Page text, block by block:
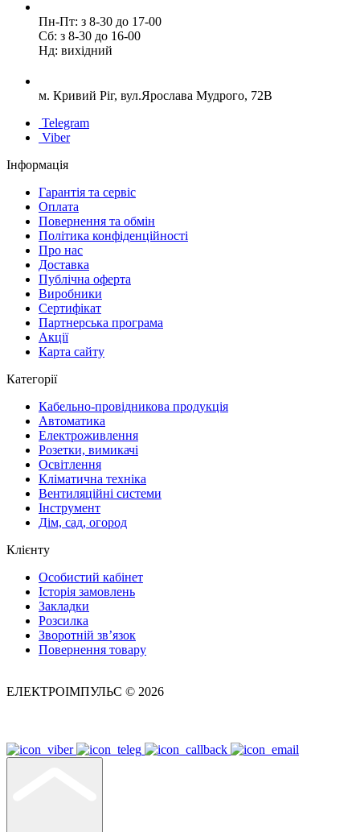
Пн-Пт: з 8-30 до 17-00
Сб: з 8-30 до 16-00
Нд: вихідний
м. Кривий Ріг, вул.Ярослава Мудрого, 72В
Telegram
Viber
Інформація
Гарантія та сервіс
Оплата
Повернення та обмін
Політика конфіденційності
Про нас
Доставка
Публічна оферта
Виробники
Сертифікат
Партнерська програма
Акції
Карта сайту
Категорії
Кабельно-провідникова продукція
Автоматика
Електроживлення
Розетки, вимикачі
Освітлення
Кліматична техніка
Вентиляційні системи
Інструмент
Дім, сад, огород
Клієнту
Особистий кабінет
Історія замовлень
Закладки
Розсилка
Зворотній зв’язок
Повернення товару
ЕЛЕКТРОІМПУЛЬС © 2026